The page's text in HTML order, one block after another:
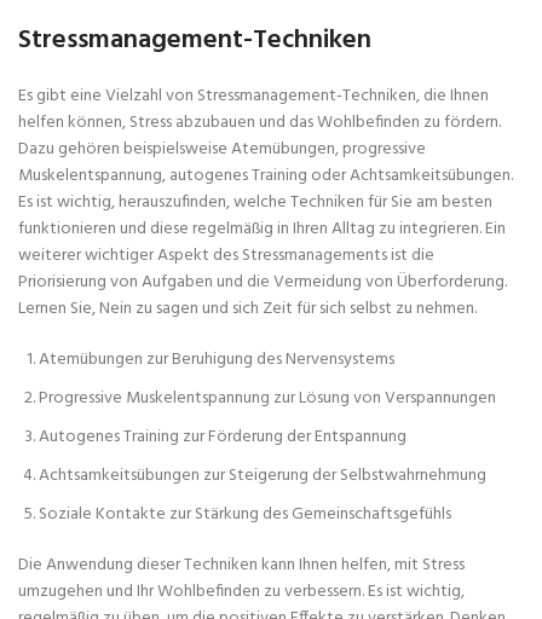
Stressmanagement-Techniken
Es gibt eine Vielzahl von Stressmanagement-Techniken, die Ihnen
helfen können, Stress abzubauen und das Wohlbefinden zu fördern.
Dazu gehören beispielsweise Atemübungen, progressive
Muskelentspannung, autogenes Training oder Achtsamkeitsübungen.
Es ist wichtig, herauszufinden, welche Techniken für Sie am besten
funktionieren und diese regelmäßig in Ihren Alltag zu integrieren. Ein
weiterer wichtiger Aspekt des Stressmanagements ist die
Priorisierung von Aufgaben und die Vermeidung von Überforderung.
Lernen Sie, Nein zu sagen und sich Zeit für sich selbst zu nehmen.
Atemübungen zur Beruhigung des Nervensystems
Progressive Muskelentspannung zur Lösung von Verspannungen
Autogenes Training zur Förderung der Entspannung
Achtsamkeitsübungen zur Steigerung der Selbstwahrnehmung
Soziale Kontakte zur Stärkung des Gemeinschaftsgefühls
Die Anwendung dieser Techniken kann Ihnen helfen, mit Stress
umzugehen und Ihr Wohlbefinden zu verbessern. Es ist wichtig,